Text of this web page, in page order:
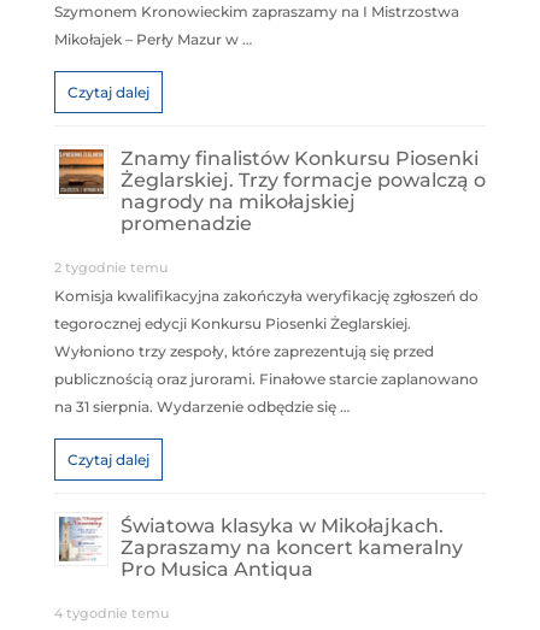
Szymonem Kronowieckim zapraszamy na I Mistrzostwa
Mikołajek – Perły Mazur w …
Czytaj dalej
Znamy finalistów Konkursu Piosenki
Żeglarskiej. Trzy formacje powalczą o
nagrody na mikołajskiej
promenadzie
2 tygodnie temu
Komisja kwalifikacyjna zakończyła weryfikację zgłoszeń do
tegorocznej edycji Konkursu Piosenki Żeglarskiej.
Wyłoniono trzy zespoły, które zaprezentują się przed
publicznością oraz jurorami. Finałowe starcie zaplanowano
na 31 sierpnia. Wydarzenie odbędzie się …
Czytaj dalej
Światowa klasyka w Mikołajkach.
Zapraszamy na koncert kameralny
Pro Musica Antiqua
4 tygodnie temu